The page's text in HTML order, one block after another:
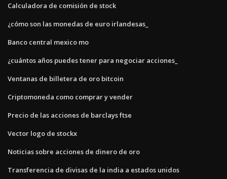
Calculadora de comisión de stock
¿cómo son las monedas de euro irlandesas_
Banco central mexico mo
¿cuántos años puedes tener para negociar acciones_
Ventanas de billetera de oro bitcoin
Criptomoneda como comprar y vender
Precio de las acciones de barclays ftse
Vector logo de stockx
Noticias sobre acciones de dinero de oro
Transferencia de divisas de la india a estados unidos